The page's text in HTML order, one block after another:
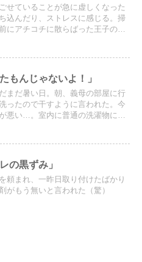
せていることが急に虚しくなった
込んだり、ストレスに感じる。掃
にアチコチに散らばった王子の持
もんじゃないよ！」
まだ暑い日。朝、義母の部屋に行
ったので干すように言われた。今
悪い…。室内に普通の洗濯物に加
の黒ずみ」
頼まれ、一昨日取り付けたばかり
がもう無いと言われた（驚）